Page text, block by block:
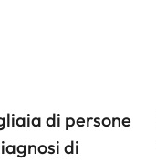
di persone
di